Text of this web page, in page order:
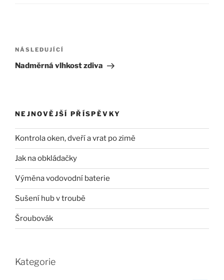
pro
příspěvek
Následující
příspěvek
NÁSLEDUJÍCÍ
Nadměrná vlhkost zdiva
NEJNOVĚJŠÍ PŘÍSPĚVKY
Kontrola oken, dveří a vrat po zimě
Jak na obkládačky
Výměna vodovodní baterie
Sušení hub v troubě
Šroubovák
Kategorie